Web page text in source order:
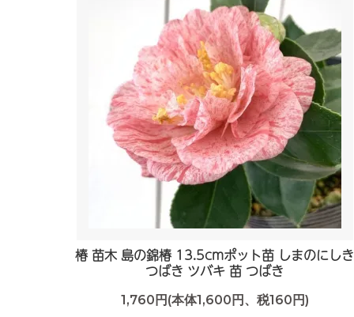
椿 苗木 島の錦椿 13.5cmポット苗 しまのにしき
つばき ツバキ 苗 つばき
1,760円(本体1,600円、税160円)